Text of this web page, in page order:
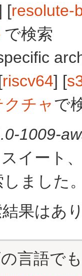
[resolute-
で検索
riscv64] [
チャで
1009-
スイート
ました
果はあ
言語で